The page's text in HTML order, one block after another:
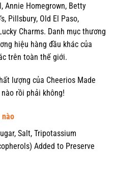
Annie Homegrown, Betty
Pillsbury, Old El Paso,
Charms. Danh mục thương
hiệu hàng đầu khác của
trên toàn thế giới.
lượng của Cheerios Made
rồi phải không!
nào
Salt, Tripotassium
Added to Preserve